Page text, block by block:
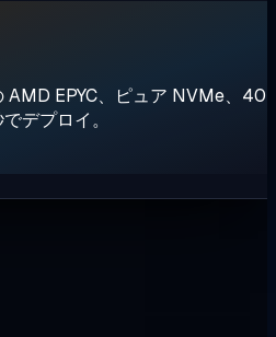
AMD EPYC、ピュア NVMe、40
デプロイ。